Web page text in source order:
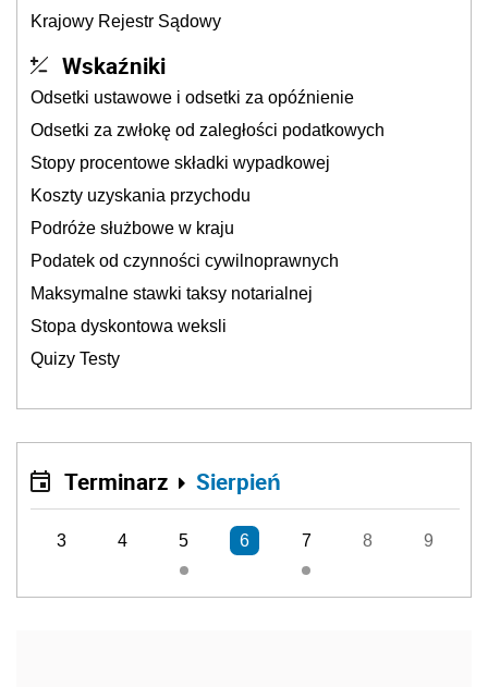
Krajowy Rejestr Sądowy
Wskaźniki
Odsetki ustawowe i odsetki za opóźnienie
Odsetki za zwłokę od zaległości podatkowych
Stopy procentowe składki wypadkowej
Koszty uzyskania przychodu
Podróże służbowe w kraju
Podatek od czynności cywilnoprawnych
Maksymalne stawki taksy notarialnej
Stopa dyskontowa weksli
Quizy Testy
Terminarz Sierpień
3 4 5 6 7 8 9